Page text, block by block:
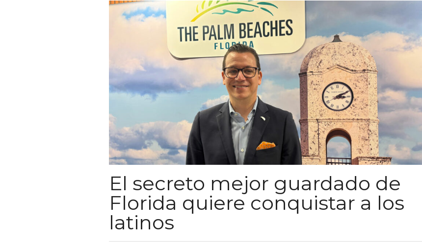
El secreto mejor guardado de
Florida quiere conquistar a los
latinos